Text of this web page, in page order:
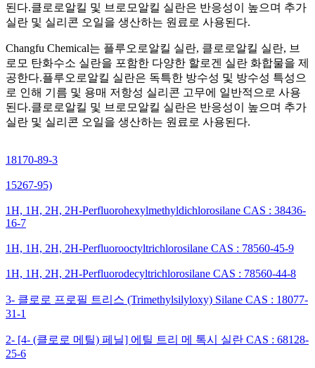
된다.클로로알킬 및 브로모알킬 실란은 반응성이 높으며 추가
실란 및 실리콘 오일을 생산하는 원료로 사용된다.
Changfu Chemical는 플루오로알킬 실란, 클로로알킬 실란, 브
로모 탄화수소 실란을 포함한 다양한 할로겐 실란 화합물을 제
공한다.플루오로알킬 실란은 독특한 방수성 및 방수성 특성으
로 인해 기름 및 용매 저항성 실리콘 고무에 일반적으로 사용
된다.클로로알킬 및 브로모알킬 실란은 반응성이 높으며 추가
실란 및 실리콘 오일을 생산하는 원료로 사용된다.
18170-89-3
15267-95)
1H, 1H, 2H, 2H-Perfluorohexylmethyldichlorosilane CAS : 38436-
16-7
1H, 1H, 2H, 2H-Perfluorooctyltrichlorosilane CAS : 78560-45-9
1H, 1H, 2H, 2H-Perfluorodecyltrichlorosilane CAS : 78560-44-8
3- 클로로 프로필 트리스 (Trimethylsilyloxy) Silane CAS : 18077-
31-1
2- [4- (클로로 메틸) 페닐] 에틸 트리 메 톡시 실란 CAS : 68128-
25-6